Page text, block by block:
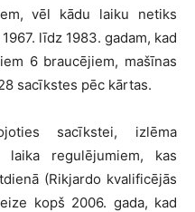
vēl kādu laiku netiks
līdz 1983. gadam, kad
6 braucējiem, mašīnas
sacīkstes pēc kārtas.
sacīkstei, izlēma
regulējumiem, kas
(Rikjardo kvalificējās
kopš 2006. gada, kad